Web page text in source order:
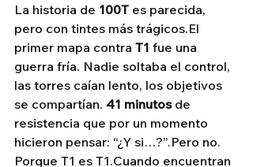
La historia de 100T es parecida,
pero con tintes más trágicos.El
primer mapa contra T1 fue una
guerra fría. Nadie soltaba el control,
las torres caían lento, los objetivos
se compartían. 41 minutos de
resistencia que por un momento
hicieron pensar: “¿Y si…?”.Pero no.
Porque T1 es T1.Cuando encuentran